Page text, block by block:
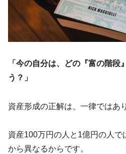
「今の自分は、どの『富の階段
う？」
資産形成の正解は、一律ではあ
資産100万円の人と1億円の人で
から異なるからです。